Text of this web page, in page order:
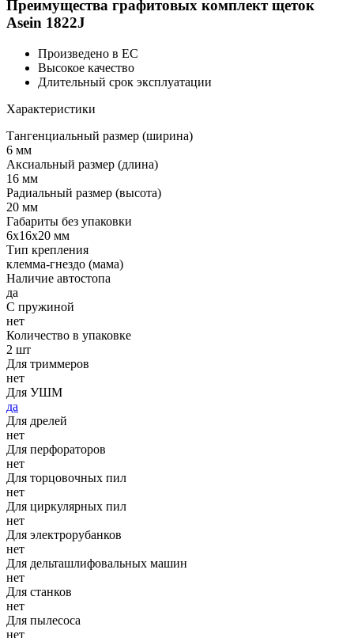
Преимущества графитовых комплект щеток
Asein 1822J
Произведено в ЕС
Высокое качество
Длительный срок эксплуатации
Характеристики
Тангенциальный размер (ширина)
6 мм
Аксиальный размер (длина)
16 мм
Радиальный размер (высота)
20 мм
Габариты без упаковки
6х16х20 мм
Тип крепления
клемма-гнездо (мама)
Наличие автостопа
да
С пружиной
нет
Количество в упаковке
2 шт
Для триммеров
нет
Для УШМ
да
Для дрелей
нет
Для перфораторов
нет
Для торцовочных пил
нет
Для циркулярных пил
нет
Для электрорубанков
нет
Для дельташлифовальных машин
нет
Для станков
нет
Для пылесоса
нет